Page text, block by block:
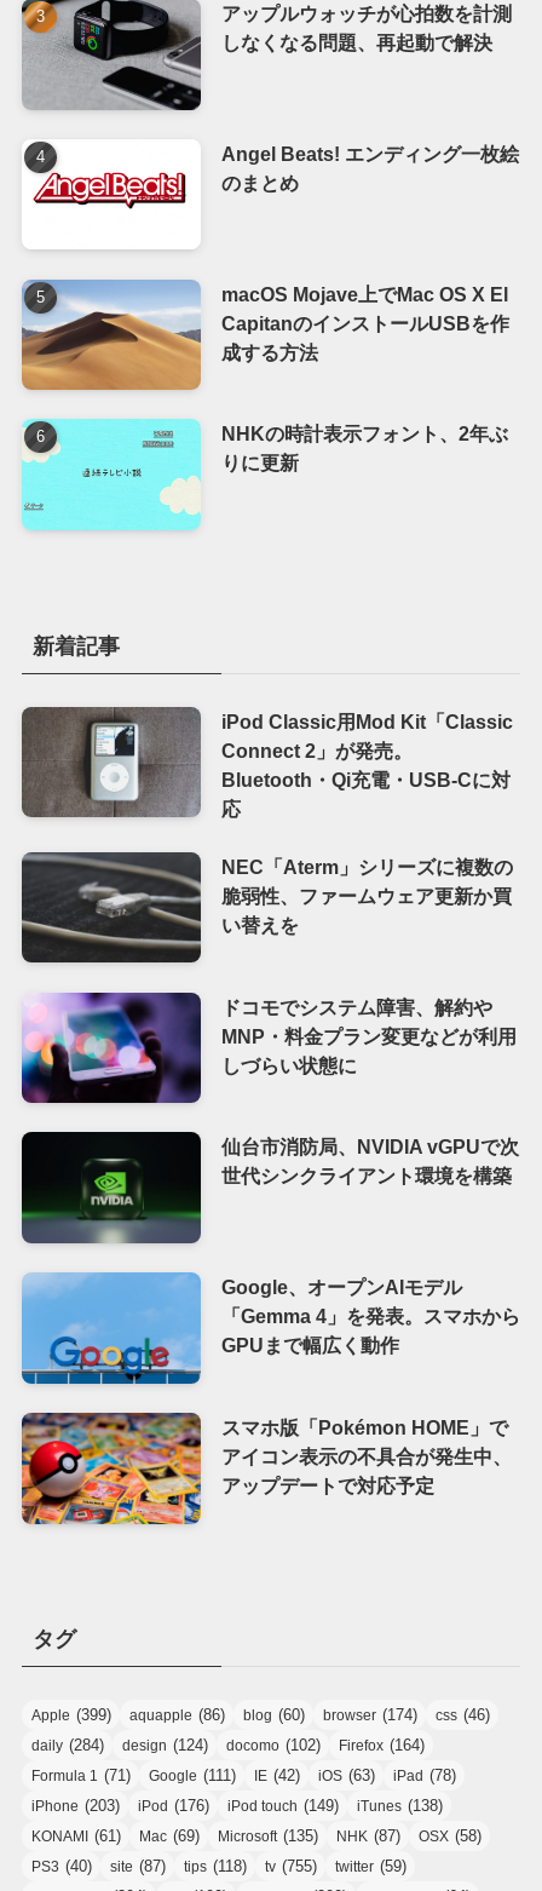
アップルウォッチが心拍数を計測
しなくなる問題、再起動で解決
Angel Beats! エンディング一枚絵
のまとめ
macOS Mojave上でMac OS X El
CapitanのインストールUSBを作
成する方法
NHKの時計表示フォント、2年ぶ
りに更新
新着記事
iPod Classic用Mod Kit「Classic
Connect 2」が発売。
Bluetooth・Qi充電・USB-Cに対
応
NEC「Aterm」シリーズに複数の
脆弱性、ファームウェア更新か買
い替えを
ドコモでシステム障害、解約や
MNP・料金プラン変更などが利用
しづらい状態に
仙台市消防局、NVIDIA vGPUで次
世代シンクライアント環境を構築
Google、オープンAIモデル
「Gemma 4」を発表。スマホから
GPUまで幅広く動作
スマホ版「Pokémon HOME」で
アイコン表示の不具合が発生中、
アップデートで対応予定
タグ
Apple (399) aquapple (86) blog (60) browser (174) css (46)
daily (284) design (124) docomo (102) Firefox (164)
Formula 1 (71) Google (111) IE (42) iOS (63) iPad (78)
iPhone (203) iPod (176) iPod touch (149) iTunes (138)
KONAMI (61) Mac (69) Microsoft(135) NHK (87) OSX (58)
PS3 (40) site (87) tips (118) tv (755) twitter (59)